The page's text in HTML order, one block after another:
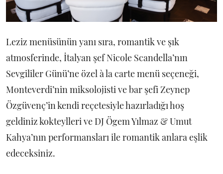
Leziz menüsünün yanı sıra, romantik ve şık
atmosferinde, İtalyan şef Nicole Scandella’nın
Sevgililer Günü’ne özel à la carte menü seçeneği,
Monteverdi’nin miksolojisti ve bar şefi Zeynep
Özgüvenç’in kendi reçetesiyle hazırladığı hoş
geldiniz kokteylleri ve DJ Ögem Yılmaz & Umut
Kahya’nın performansları ile romantik anlara eşlik
edeceksiniz.